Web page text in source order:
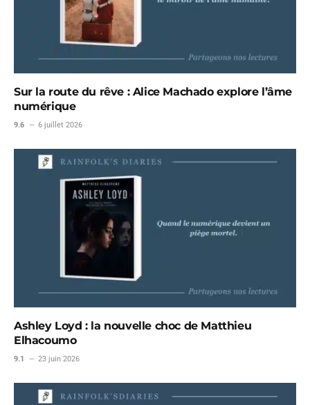
Sur la route du rêve : Alice Machado explore l’âme
numérique
9.6 6 juillet 2026
Ashley Loyd : la nouvelle choc de Matthieu
Elhacoumo
9.1 23 juin 2026